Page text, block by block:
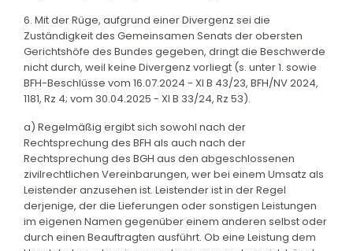
6. Mit der Rüge, aufgrund einer Divergenz sei die
Zuständigkeit des Gemeinsamen Senats der obersten
Gerichtshöfe des Bundes gegeben, dringt die Beschwerde
nicht durch, weil keine Divergenz vorliegt (s. unter 1. sowie
BFH-Beschlüsse vom 16.07.2024 - XI B 43/23, BFH/NV 2024,
1181, Rz 4; vom 30.04.2025 - XI B 33/24, Rz 53).
a) Regelmäßig ergibt sich sowohl nach der
Rechtsprechung des BFH als auch nach der
Rechtsprechung des BGH aus den abgeschlossenen
zivilrechtlichen Vereinbarungen, wer bei einem Umsatz als
Leistender anzusehen ist. Leistender ist in der Regel
derjenige, der die Lieferungen oder sonstigen Leistungen
im eigenen Namen gegenüber einem anderen selbst oder
durch einen Beauftragten ausführt. Ob eine Leistung dem